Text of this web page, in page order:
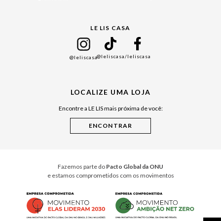
Cuidados Casa
LE LIS CASA
@leliscasa@leliscasa/leliscasa
LOCALIZE UMA LOJA
Encontre a LE LIS mais próxima de você:
Fazemos parte do Pacto Global da ONU
e estamos comprometidos com os movimentos